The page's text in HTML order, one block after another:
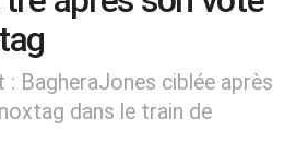
: BagheraJones ciblée après
dans le train de